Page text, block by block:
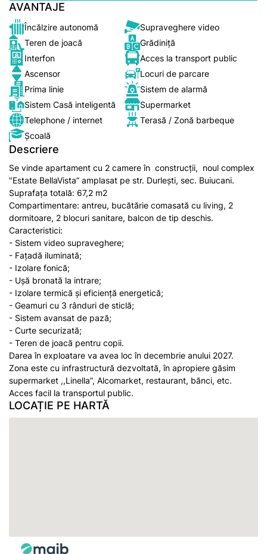
AVANTAJE
Încălzire autonomă
Supraveghere video
Teren de joacă
Grădiniță
Interfon
Acces la transport public
Ascensor
Locuri de parcare
Prima linie
Sistem de alarmă
Sistem Casă inteligentă
Supermarket
Telephone / internet
Terasă / Zonă barbeque
Școală
Descriere
Se vinde apartament cu 2 camere în construcții, noul complex
"Estate BellaVista” amplasat pe str. Durlești, sec. Buiucani.
Suprafața totală: 67,2 m2
Compartimentare: antreu, bucătărie comasată cu living, 2
dormitoare, 2 blocuri sanitare, balcon de tip deschis.
Caracteristici:
- Sistem video supraveghere;
- Fațadă iluminată;
- Izolare fonică;
- Ușă bronată la intrare;
- Izolare termică și eficiență energetică;
- Geamuri cu 3 rânduri de sticlă;
- Sistem avansat de pază;
- Curte securizată;
- Teren de joacă pentru copii.
Darea în exploatare va avea loc în decembrie anului 2027.
Zona este cu infrastructură dezvoltată, în apropiere găsim
supermarket ,,Linella”, Alcomarket, restaurant, bănci, etc.
Acces facil la transportul public.
LOCAȚIE PE HARTĂ